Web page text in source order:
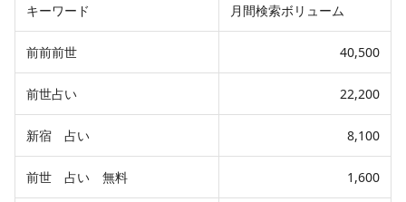
キーワード 月間検索ボリューム
前前前世 40,500
前世占い 22,200
新宿 占い 8,100
前世 占い 無料 1,600